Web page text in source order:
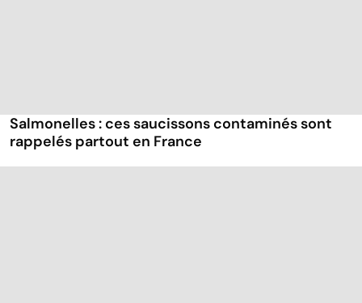
Salmonelles : ces saucissons contaminés sont
rappelés partout en France